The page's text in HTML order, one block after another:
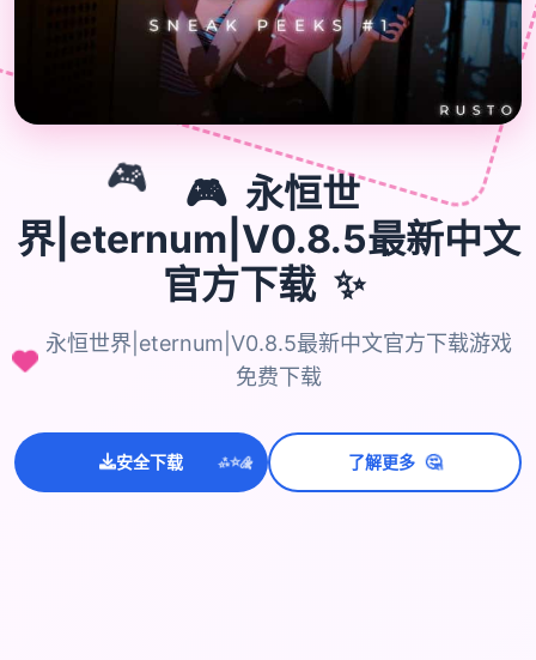
🎮 🎮 永恒世
界|eternum|V0.8.5最新中文
官方下载 ✨
永恒世界|eternum|V0.8.5最新中文官方下载游戏
免费下载
安全下载 ✨
⭐💫 了解更多 🤔